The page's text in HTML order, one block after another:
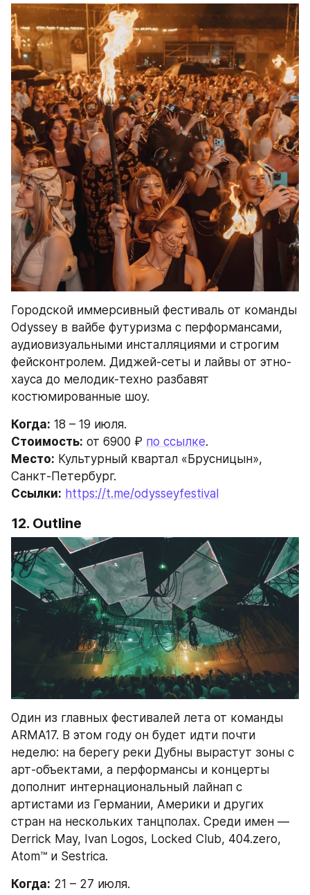
Городской иммерсивный фестиваль от команды
Odyssey в вайбе футуризма с перформансами,
аудиовизуальными инсталляциями и строгим
фейсконтролем. Диджей-сеты и лайвы от этно-
хауса до мелодик-техно разбавят
костюмированные шоу.
Когда: 18 – 19 июля.
Стоимость: от 6900 ₽ по ссылке.
Место: Культурный квартал «Брусницын»,
Санкт-Петербург.
Ссылки: https://t.me/odysseyfestival
12. Outline
Один из главных фестивалей лета от команды
ARMA17. В этом году он будет идти почти
неделю: на берегу реки Дубны вырастут зоны с
арт-объектами, а перформансы и концерты
дополнит интернациональный лайнап с
артистами из Германии, Америки и других
стран на нескольких танцполах. Среди имен —
Derrick May, Ivan Logos, Locked Club, 404.zero,
Atom™ и Sestrica.
Когда: 21 – 27 июля.